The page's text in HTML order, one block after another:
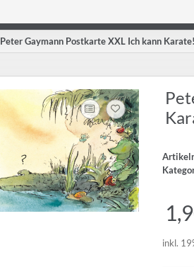
Peter Gaymann Postkarte XXL Ich kann Karate!
inkl.